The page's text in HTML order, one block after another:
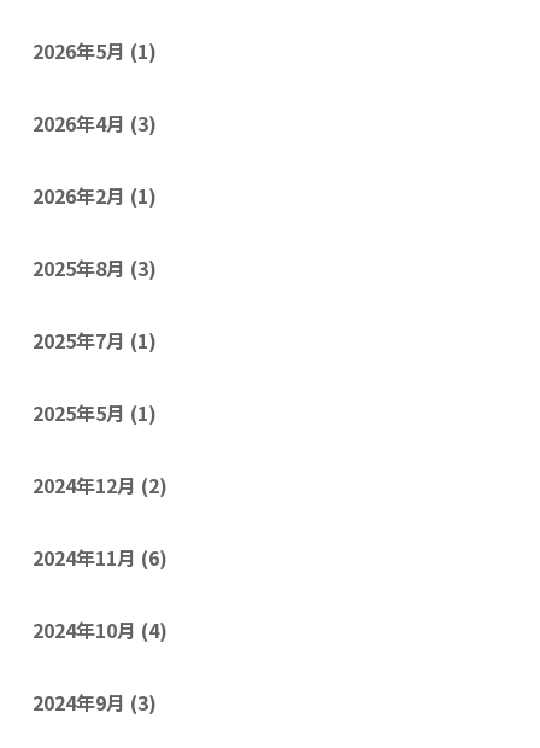
2026年5月 (1)
2026年4月 (3)
2026年2月 (1)
2025年8月 (3)
2025年7月 (1)
2025年5月 (1)
2024年12月 (2)
2024年11月 (6)
2024年10月 (4)
2024年9月 (3)